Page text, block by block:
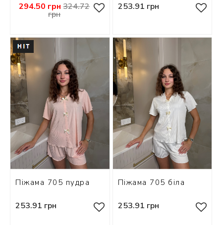
294.50 грн 324.72
грн
253.91 грн
Піжама 705 пудра
253.91 грн
Піжама 705 біла
253.91 грн